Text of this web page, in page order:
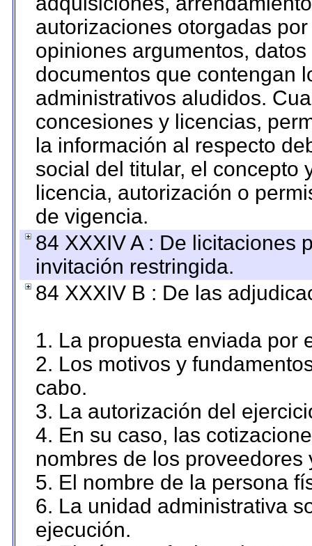
autorizaciones otorgadas
opiniones argumentos,
documentos que contengan
administrativos aludidos.
concesiones y licencias,
la información al respecto
social del titular, el concepto
licencia, autorización o
de vigencia.
84 XXXIV A : De licitaciones
invitación restringida.
84 XXXIV B : De las
1. La propuesta enviada por
2. Los motivos y
cabo.
3. La autorización del
4. En su caso, las
nombres de los proveedores
5. El nombre de la persona
6. La unidad administrativa
ejecución.